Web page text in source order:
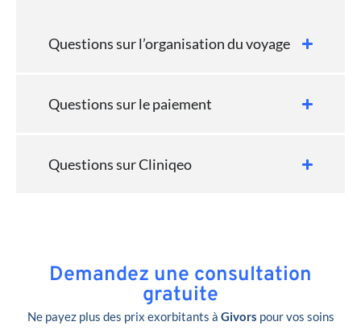
Questions sur l’organisation du voyage
Questions sur le paiement
Questions sur Cliniqeo
Demandez une consultation
gratuite
Ne payez plus des prix exorbitants à Givors pour vos soins